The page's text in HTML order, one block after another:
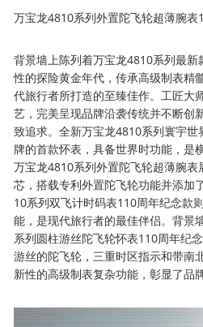
万宝龙4810系列外置陀飞轮超薄腕
背景墙上陈列着万宝龙4810系列最
性的探险黄金年代，传承高级制表精
代旅行者所打造的至臻佳作。工匠大
艺，完美呈现品牌沿袭传统并不断创
致追求。全新万宝龙4810系列寰宇
牌的首款怀表，具备世界时功能，是
万宝龙4810系列外置陀飞轮超薄腕
芯，搭载专利外置陀飞轮功能并添加
10系列双飞计时码表110周年纪念款
能，是现代旅行者的最佳伴侣。背景
系列圆柱游丝陀飞轮怀表110周年纪
游丝的陀飞轮，三重时区指示和带南
新性的高级制表复杂功能，彰显了品